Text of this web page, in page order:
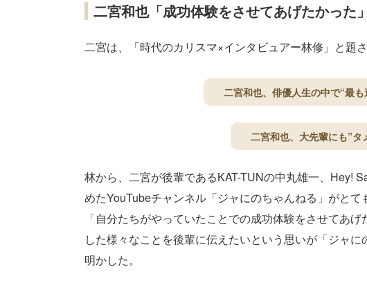
二宮和也「成功体験をさせてあげたかった」
二宮は、「時代のカリスマ×インタビュアー林修」と題
二宮和也、俳優人生の中で“最
二宮和也、大先輩にも”タ
林から、二宮が後輩であるKAT-TUNの中丸雄一、Hey!
めたYouTubeチャンネル「ジャにのちゃんねる」がと
「自分たちがやっていたことでの成功体験をさせてあ
した様々なことを後輩に伝えたいという思いが「ジャ
明かした。